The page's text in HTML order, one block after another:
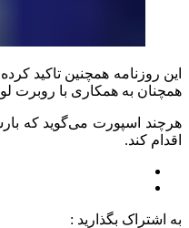
این روزنامه همچنین تاکید
همچنان به همکاری با روبرت
هرچند اسپورت می‌گوید که
اقدام کند.
به اشتراک بگذارید :